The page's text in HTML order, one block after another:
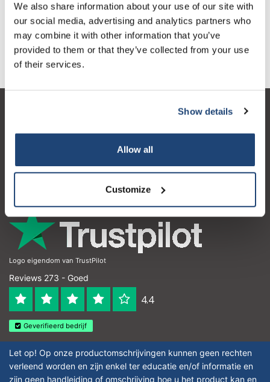
We also share information about your use of our site with
our social media, advertising and analytics partners who
may combine it with other information that you’ve
provided to them or that they’ve collected from your use
of their services.
Show details
Allow all
Customize
Toevoegen aan winkelwagen
Informatie
Contactgegevens
Logo eigendom van TrustPilot
Reviews 273 - Goed
4.4
Geverifieerd bedrijf
Let op! Op onze productomschrijvingen kunnen geen rechten
verleend worden en zijn enkel ter educatie en/of informatie en
zijn geen handleiding of omschrijving hoe u het product kan en